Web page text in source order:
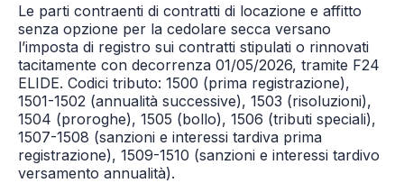
Le parti contraenti di contratti di locazione e affitto
senza opzione per la cedolare secca versano
l’imposta di registro sui contratti stipulati o rinnovati
tacitamente con decorrenza 01/05/2026, tramite F24
ELIDE. Codici tributo: 1500 (prima registrazione),
1501-1502 (annualità successive), 1503 (risoluzioni),
1504 (proroghe), 1505 (bollo), 1506 (tributi speciali),
1507-1508 (sanzioni e interessi tardiva prima
registrazione), 1509-1510 (sanzioni e interessi tardivo
versamento annualità).